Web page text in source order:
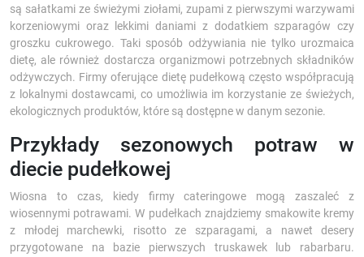
są sałatkami ze świeżymi ziołami, zupami z pierwszymi warzywami
korzeniowymi oraz lekkimi daniami z dodatkiem szparagów czy
groszku cukrowego. Taki sposób odżywiania nie tylko urozmaica
dietę, ale również dostarcza organizmowi potrzebnych składników
odżywczych. Firmy oferujące dietę pudełkową często współpracują
z lokalnymi dostawcami, co umożliwia im korzystanie ze świeżych,
ekologicznych produktów, które są dostępne w danym sezonie.
Przykłady sezonowych potraw w
diecie pudełkowej
Wiosna to czas, kiedy firmy cateringowe mogą zaszaleć z
wiosennymi potrawami. W pudełkach znajdziemy smakowite kremy
z młodej marchewki, risotto ze szparagami, a nawet desery
przygotowane na bazie pierwszych truskawek lub rabarbaru.